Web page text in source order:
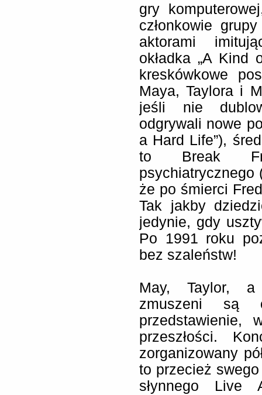
gry
członkowie
aktorami
okładka „A Kind
kreskówkowe
Maya, Taylora i
jeśli nie
odgrywali nowe
a Hard Life”),
to Break
psychiatrycznego
że po śmierci
Tak jakby
jedynie, gdy
Po 1991 roku
bez szaleństw!
May, Taylor, a
zmuszeni są
przeszłości.
zorganizowany
to przecież
słynnego